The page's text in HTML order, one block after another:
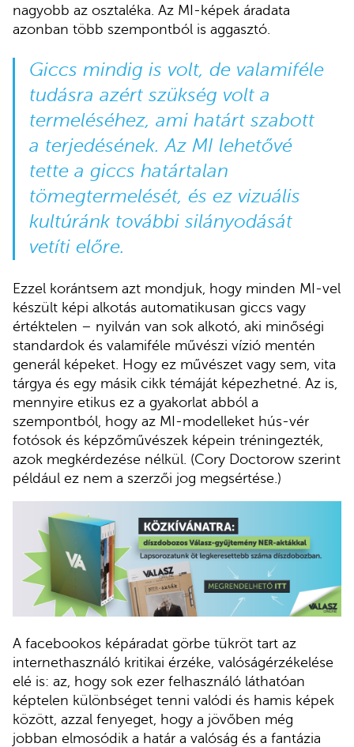
nagyobb az osztaléka. Az MI-képek áradata
azonban több szempontból is aggasztó.
Giccs mindig is volt, de valamiféle
tudásra azért szükség volt a
termeléséhez, ami határt szabott
a terjedésének. Az MI lehetővé
tette a giccs határtalan
tömegtermelését, és ez vizuális
kultúránk további silányodását
vetíti előre.
Ezzel korántsem azt mondjuk, hogy minden MI-vel
készült képi alkotás automatikusan giccs vagy
értéktelen – nyilván van sok alkotó, aki minőségi
standardok és valamiféle művészi vízió mentén
generál képeket. Hogy ez művészet vagy sem, vita
tárgya és egy másik cikk témáját képezhetné. Az is,
mennyire etikus ez a gyakorlat abból a
szempontból, hogy az MI-modelleket hús-vér
fotósok és képzőművészek képein tréningezték,
azok megkérdezése nélkül. (Cory Doctorow szerint
például ez nem a szerzői jog megsértése.)
A facebookos képáradat görbe tükröt tart az
internethasználó kritikai érzéke, valóságérzékelése
elé is: az, hogy sok ezer felhasználó láthatóan
képtelen különbséget tenni valódi és hamis képek
között, azzal fenyeget, hogy a jövőben még
jobban elmosódik a határ a valóság és a fantázia